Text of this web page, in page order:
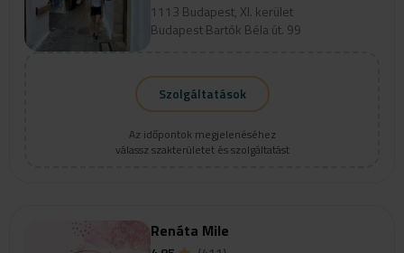
Szolgáltatások
Az időpontok megjelenéséhez
válassz szakterületet és szolgáltatást
1113 Budapest, XI. kerület
Budapest Bartók Béla út. 99
Renáta Mile